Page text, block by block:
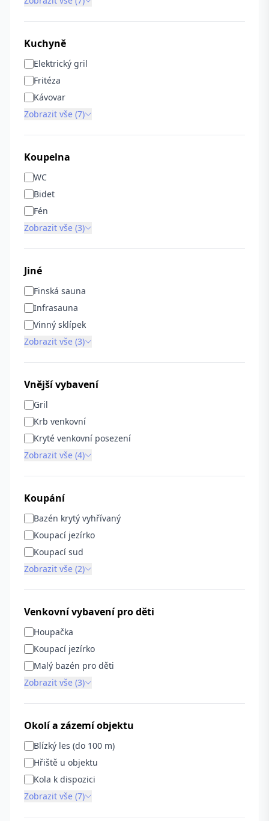
Kuchyně
Elektrický gril
Fritéza
Kávovar
Zobrazit vše (7)
Koupelna
WC
Bidet
Fén
Zobrazit vše (3)
Jiné
Finská sauna
Infrasauna
Vinný sklípek
Zobrazit vše (3)
Vnější vybavení
Gril
Krb venkovní
Kryté venkovní posezení
Zobrazit vše (4)
Koupání
Bazén krytý vyhřívaný
Koupací jezírko
Koupací sud
Zobrazit vše (2)
Venkovní vybavení pro děti
Houpačka
Koupací jezírko
Malý bazén pro děti
Zobrazit vše (3)
Okolí a zázemí objektu
Blízký les (do 100 m)
Hřiště u objektu
Kola k dispozici
Zobrazit vše (7)